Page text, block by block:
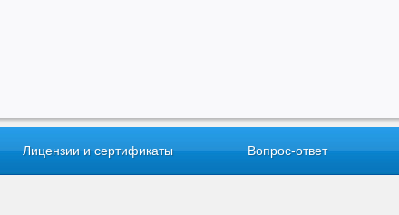
Лицензии и сертификаты Вопрос-ответ